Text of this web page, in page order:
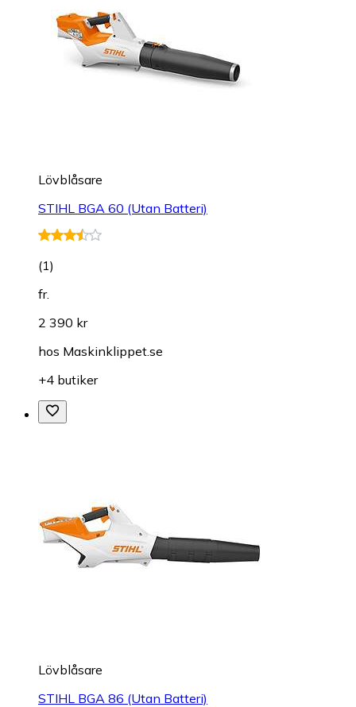
Lövblåsare
STIHL BGA 60 (Utan Batteri)
(1)
fr.
2 390 kr
hos Maskinklippet.se
+4 butiker
Lövblåsare
STIHL BGA 86 (Utan Batteri)